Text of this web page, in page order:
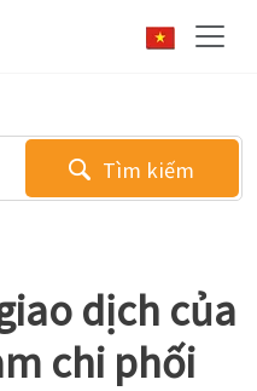
Tìm kiếm
dịch của
chi phối